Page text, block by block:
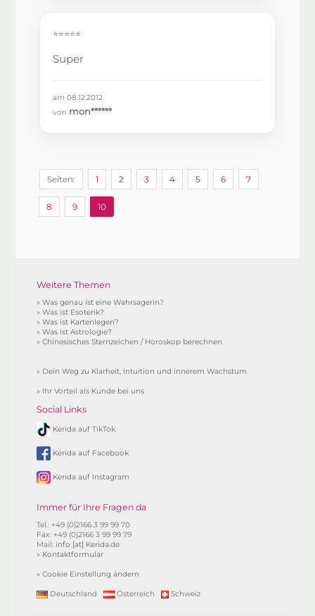
⭐⭐⭐⭐⭐
Super
am 08.12.2012
von mon******
Seiten: 1 2 3 4 5 6 7
8 9 10
Weitere Themen
»Was genau ist eine Wahrsagerin?
»Was ist Esoterik?
»Was ist Kartenlegen?
»Was ist Astrologie?
»Chinesisches Sternzeichen / Horoskop berechnen
» Dein Weg zu Klarheit, Intuition und innerem Wachstum
» Ihr Vorteil als Kunde bei uns
Social Links
Kerida auf TikTok
Kerida auf Facebook
Kerida auf Instagram
Immer für Ihre Fragen da
Tel.: +49 (0)2166 3 99 99 70
Fax: +49 (0)2166 3 99 99 79
Mail: info [at] Kerida.de
» Kontaktformular
»Cookie Einstellung ändern
Deutschland Österreich Schweiz